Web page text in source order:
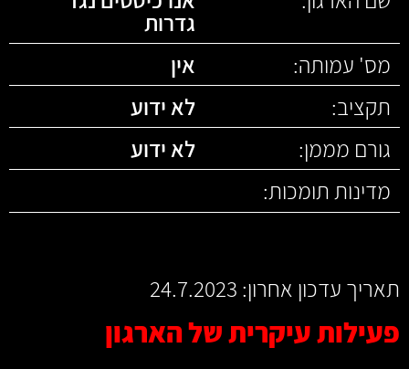
גדרות
מס' עמותה:
אין
תקציב:
לא ידוע
גורם מממן:
לא ידוע
מדינות תומכות:
תאריך עדכון אחרון: 24.7.2023
פעילות עיקרית של הארגון